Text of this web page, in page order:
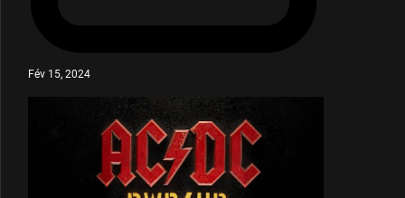
Fév 15, 2024